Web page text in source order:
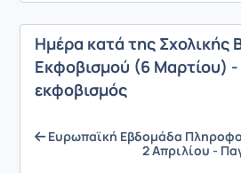
Ημέρα κατά της Σχολικής
Εκφοβισμού (6 Μαρτίου) -
εκφοβισμός
Ευρωπαϊκή Εβδομάδα
2 Απριλίου -